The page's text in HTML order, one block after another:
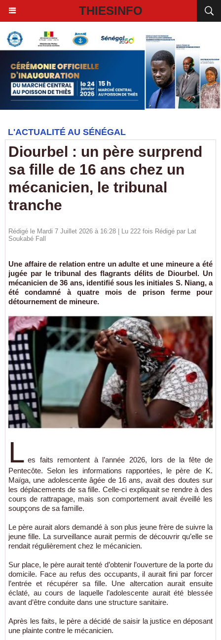
THIESINFO
L'ACTUALITÉ AU SÉNÉGAL
Diourbel : un père surprend
sa fille de 16 ans chez un
mécanicien, le tribunal
tranche
Rédigé le Mardi 7 Juillet 2026 à 16:28 | Lu 222 fois Rédigé par Lat
Soukabé Fall
Une affaire de relation entre un adulte et une mineure a été
jugée par le tribunal des flagrants délits de Diourbel. Un
mécanicien de 36 ans, identifié sous les initiales S. Niang, a
été condamné à quatre mois de prison ferme pour
détournement de mineure.
L es faits remontent à l’année 2026, lors de la fête de
Pentecôte. Selon les informations rapportées, le père de K.
Maïga, une adolescente âgée de 16 ans, avait des doutes sur
les déplacements de sa fille. Celle-ci expliquait se rendre à des
cours de rattrapage, mais son comportement avait éveillé les
soupçons de sa famille.
Le père aurait alors demandé à son plus jeune frère de suivre la
jeune fille. La surveillance aurait permis de découvrir qu’elle se
rendait régulièrement chez le mécanicien.
Sur place, le père aurait tenté d’obtenir l’ouverture de la porte du
domicile. Face au refus des occupants, il aurait fini par forcer
l’entrée et récupérer sa fille. Une altercation aurait ensuite
éclaté, au cours de laquelle l’adolescente aurait été blessée
avant d’être conduite dans une structure sanitaire.
Après les faits, le père a décidé de saisir la justice en déposant
une plainte contre le mécanicien.